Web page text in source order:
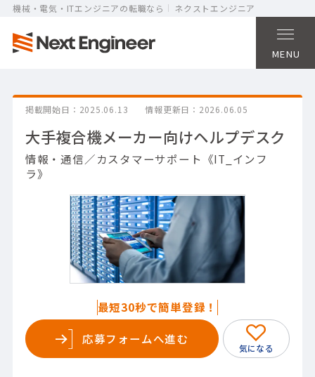
機械・電気・ITエンジニアの転職なら ネクストエンジニア
MENU
掲載開始日 2025.06.13 情報更新日 2026.06.05
大手複合機メーカー向けヘルプデスク
情報・通信／カスタマーサポート《IT_インフ
ラ》
最短30秒で簡単登録！
応募フォームへ進む